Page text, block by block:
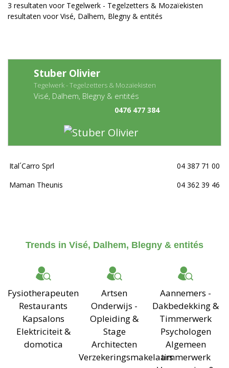
3 resultaten voor Tegelwerk - Tegelzetters & Mozaïekisten
resultaten voor Visé, Dalhem, Blegny & entités
Stuber Olivier
Tegelwerk - Tegelzetters & Mozaïekisten
Visé, Dalhem, Blegny & entités
0476 477 384
Ital´Carro Sprl
04 387 71 00
Maman Theunis
04 362 39 46
Trends in Visé, Dalhem, Blegny & entités
Fysiotherapeuten
Restaurants
Kapsalons
Elektriciteit &
domotica
Artsen
Onderwijs -
Opleiding &
Stage
Architecten
Verzekeringsmakelaars
Aannemers -
Dakbedekking &
Timmerwerk
Psychologen
Algemeen
timmerwerk